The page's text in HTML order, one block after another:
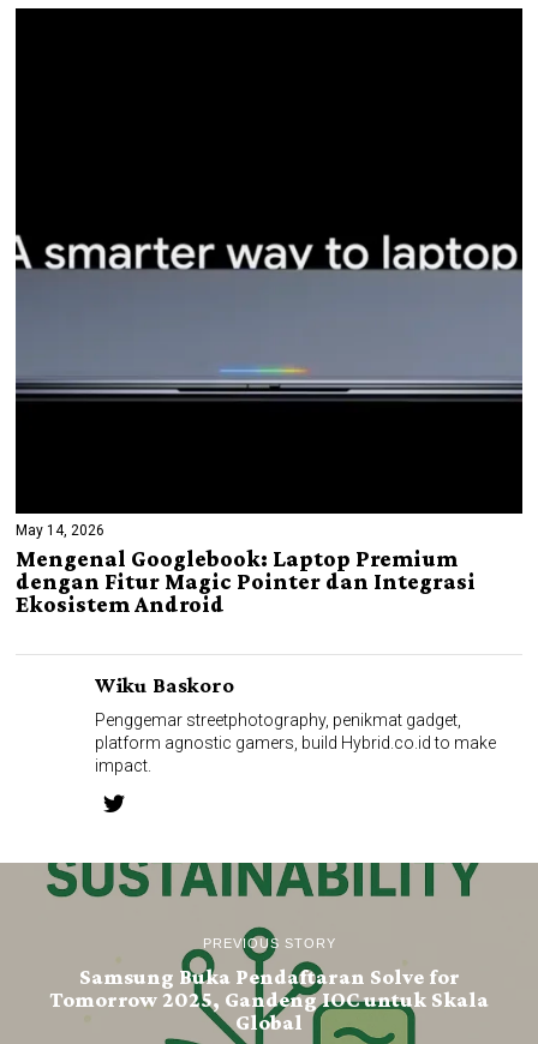
May 14, 2026
Mengenal Googlebook: Laptop Premium
dengan Fitur Magic Pointer dan Integrasi
Ekosistem Android
Wiku Baskoro
Penggemar streetphotography, penikmat gadget,
platform agnostic gamers, build Hybrid.co.id to make
impact.
PREVIOUS STORY
Samsung Buka Pendaftaran Solve for
Tomorrow 2025, Gandeng IOC untuk Skala
Global